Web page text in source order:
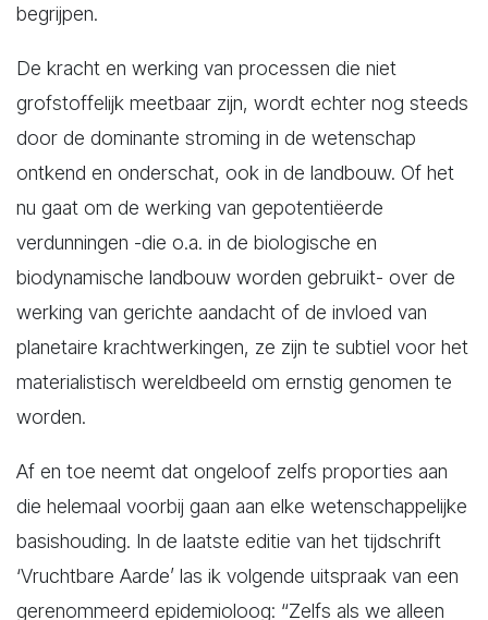
begrijpen.
De kracht en werking van processen die niet
grofstoffelijk meetbaar zijn, wordt echter nog steeds
door de dominante stroming in de wetenschap
ontkend en onderschat, ook in de landbouw. Of het
nu gaat om de werking van gepotentiëerde
verdunningen -die o.a. in de biologische en
biodynamische landbouw worden gebruikt- over de
werking van gerichte aandacht of de invloed van
planetaire krachtwerkingen, ze zijn te subtiel voor het
materialistisch wereldbeeld om ernstig genomen te
worden.
Af en toe neemt dat ongeloof zelfs proporties aan
die helemaal voorbij gaan aan elke wetenschappelijke
basishouding. In de laatste editie van het tijdschrift
‘Vruchtbare Aarde’ las ik volgende uitspraak van een
gerenommeerd epidemioloog: “Zelfs als we alleen